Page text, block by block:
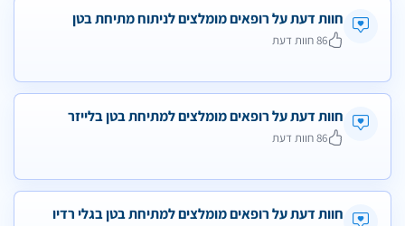
חוות דעת על רופאים מומלצים לניתוח מתיחת בטן
86 חוות דעת
חוות דעת על רופאים מומלצים למתיחת בטן בלייזר
86 חוות דעת
חוות דעת על רופאים מומלצים למתיחת בטן בגלי רדיו